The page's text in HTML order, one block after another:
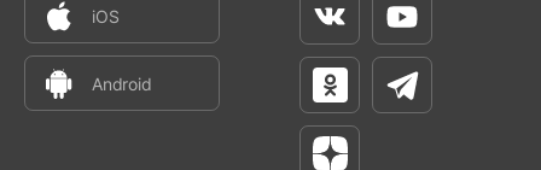
iOS
Android
ВконтактеYoutube
Одноклассники
Телеграм
Яндекс Дзен